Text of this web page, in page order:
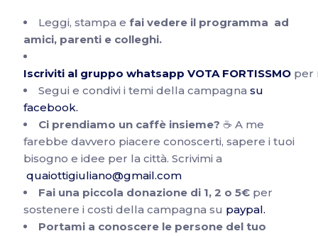
Leggi, stampa e fai vedere il programma ad
amici, parenti e colleghi.
Iscriviti al gruppo whatsapp VOTA FORTISSMOper
Segui e condivi i temi della campagna su
facebook.
Ci prendiamo un caffè insieme? ☕ A me
farebbe davvero piacere conoscerti, sapere i tuoi
bisogno e idee per la città. Scrivimi a
quaiottigiuliano@gmail.com
Fai una piccola donazione di 1, 2 o 5€per
sostenere i costi della campagna su paypal.
Portami a conoscere le persone del tuo